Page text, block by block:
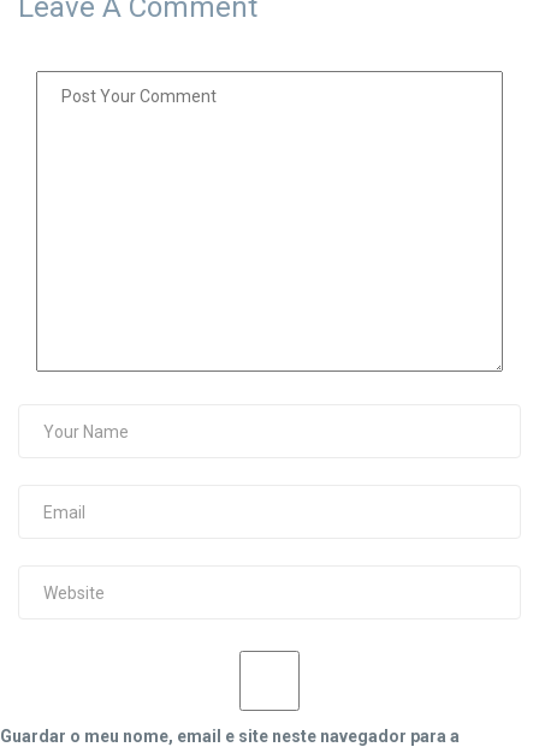
Leave A Comment
Guardar o meu nome, email e site neste navegador para a